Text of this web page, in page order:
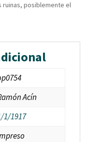
ruinas, posiblemente el
Acín
1/1917